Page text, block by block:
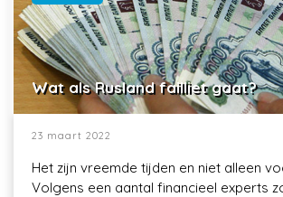
Wat als Rusland failliet gaat?
23 maart 2022
Het zijn vreemde tijden en niet alleen
Volgens een aantal financieel experts